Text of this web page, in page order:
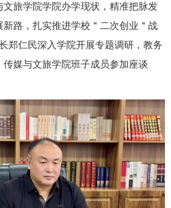
文旅学院学院办学现状，精准把脉发
新路，扎实推进学校＂二次创业＂战
郑仁民深入学院开展专题调研，教务
媒与文旅学院班子成员参加座谈